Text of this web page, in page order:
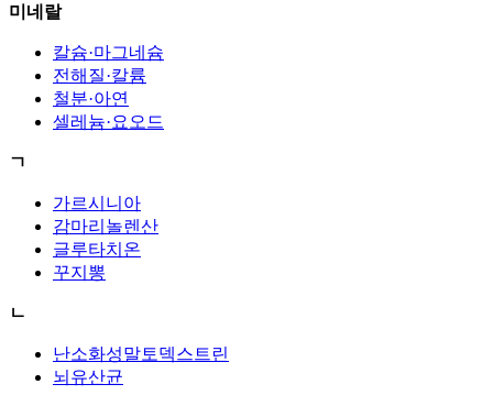
미네랄
칼슘·마그네슘
전해질·칼륨
철분·아연
셀레늄·요오드
ㄱ
가르시니아
감마리놀렌산
글루타치온
꾸지뽕
ㄴ
난소화성말토덱스트린
뇌유산균